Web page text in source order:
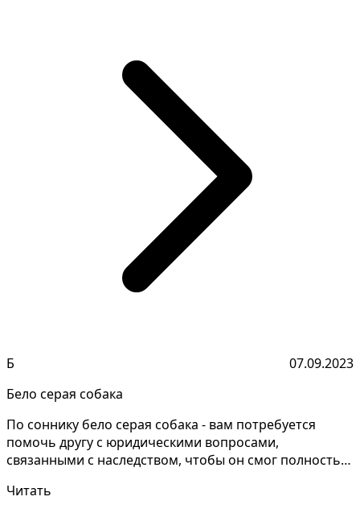
Б
07.09.2023
Бело серая собака
По соннику бело серая собака - вам потребуется
помочь другу с юридическими вопросами,
связанными с наследством, чтобы он смог полностью
Читать